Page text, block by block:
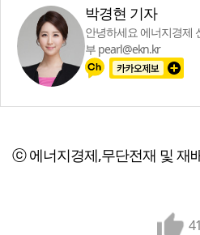
박경현 기자
안녕하세요 에너지경제
부 pearl@ekn.kr
ⓒ 에너지경제,무단전재 및 재
41